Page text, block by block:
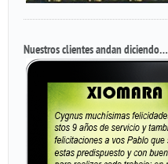
Nuestros clientes andan diciendo…